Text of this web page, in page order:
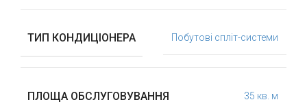
ТИП КОНДИЦІОНЕРА Побутові спліт-системи
ПЛОЩА ОБСЛУГОВУВАННЯ 35 кв. м